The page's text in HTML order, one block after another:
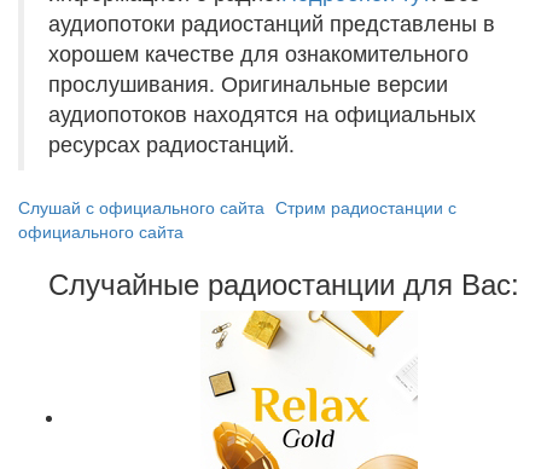
аудиопотоки радиостанций представлены в
хорошем качестве для ознакомительного
прослушивания. Оригинальные версии
аудиопотоков находятся на официальных
ресурсах радиостанций.
Слушай с официального сайта Стрим радиостанции с
официального сайта
Случайные радиостанции для Вас: